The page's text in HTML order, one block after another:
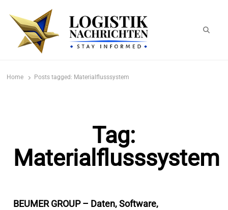
Home Posts tagged: Materialflusssystem
Tag:
Materialflusssystem
BEUMER GROUP – Daten, Software,